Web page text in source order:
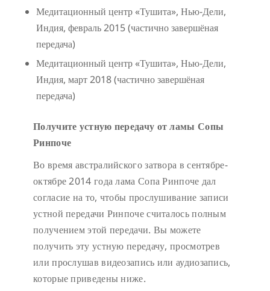
Медитационный центр «Тушита», Нью-Дели,
Индия, февраль 2015 (частично завершёная
передача)
Медитационный центр «Тушита», Нью-Дели,
Индия, март 2018 (частично завершёная
передача)
Получите устную передачу от ламы Сопы
Ринпоче
Во время австралийского затвора в сентябре-
октябре 2014 года лама Сопа Ринпоче дал
согласие на то, чтобы прослушивание записи
устной передачи Ринпоче считалось полным
получением этой передачи. Вы можете
получить эту устную передачу, просмотрев
или прослушав видеозапись или аудиозапись,
которые приведены ниже.